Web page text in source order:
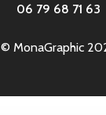
06 79 68 71 63
© MonaGraphic